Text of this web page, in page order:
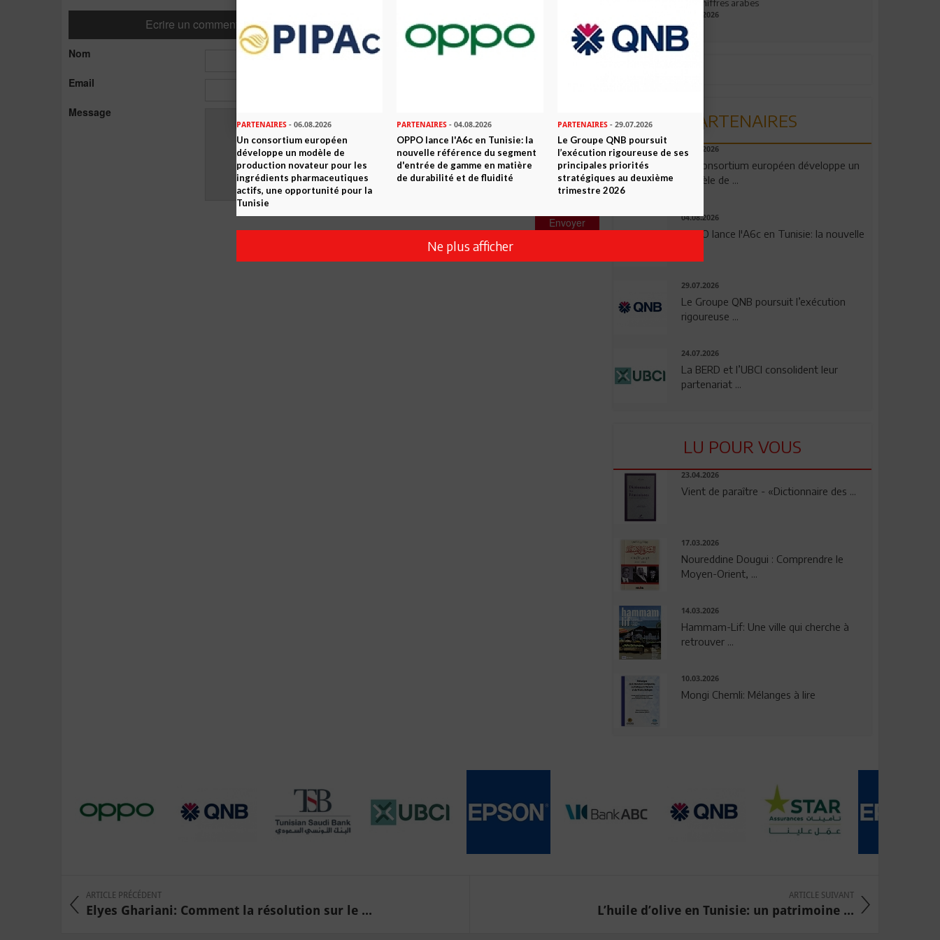
Ecrire un commentaire Commenter
Nom
Email
Message
Envoyer
aux chiffres arabes
09.07.2026
PARTENAIRES
06.08.2026
Un consortium européen développe un
modèle de ...
04.08.2026
OPPO lance l'A6c en Tunisie: la nouvelle
29.07.2026
Le Groupe QNB poursuit l’exécution
rigoureuse ...
24.07.2026
La BERD et l’UBCI consolident leur
partenariat ...
LU POUR VOUS
23.04.2026
Vient de paraître - «Dictionnaire des ...
17.03.2026
Noureddine Dougui : Comprendre le
Moyen-Orient, ...
14.03.2026
Hammam-Lif: Une ville qui cherche à
retrouver ...
10.03.2026
Mongi Chemli: Mélanges à lire
ARTICLE PRÉCÉDENT
Elyes Ghariani: Comment la résolution sur le ...
ARTICLE SUIVANT
L’huile d’olive en Tunisie: un patrimoine ...
PARTENAIRES - 06.08.2026
Un consortium européen
développe un modèle de
production novateur pour les
ingrédients pharmaceutiques
actifs, une opportunité pour la
Tunisie
PARTENAIRES - 04.08.2026
OPPO lance l'A6c en Tunisie: la
nouvelle référence du segment
d'entrée de gamme en matière
de durabilité et de fluidité
PARTENAIRES- 29.07.2026
Le Groupe QNB poursuit
l’exécution rigoureuse de ses
principales priorités
stratégiques au deuxième
trimestre 2026
Ne plus afficher